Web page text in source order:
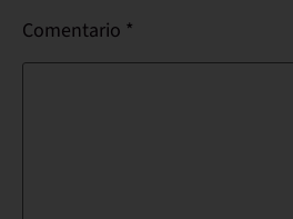
Comentario *